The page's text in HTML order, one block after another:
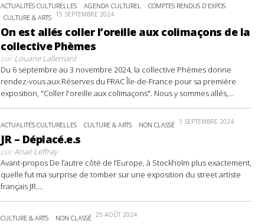
ACTUALITÉS CULTURELLES AGENDA CULTUREL
COMPTES RENDUS D'EXPOS
CULTURE & ARTS 15 SEPTEMBRE 2024
On est allés coller l’oreille aux colimaçons de la
collective Phèmes
parLouane Lallemant
Du 6 septembre au 3 novembre 2024, la collective Phèmes donne
rendez-vous aux Réserves du FRAC Île-de-France pour sa première
exposition, "Coller l'oreille aux colimaçons". Nous y sommes allés,...
ACTUALITÉS CULTURELLES CULTURE & ARTS NON CLASSÉ 1 SEPTEMBRE 2024
JR – Déplacé.e.s
parAnaë Leffray
Avant-propos De l’autre côté de l’Europe, à Stockholm plus exactement,
quelle fut ma surprise de tomber sur une exposition du street artiste
français JR....
CULTURE & ARTS NON CLASSÉ 25 AOÛT 2024